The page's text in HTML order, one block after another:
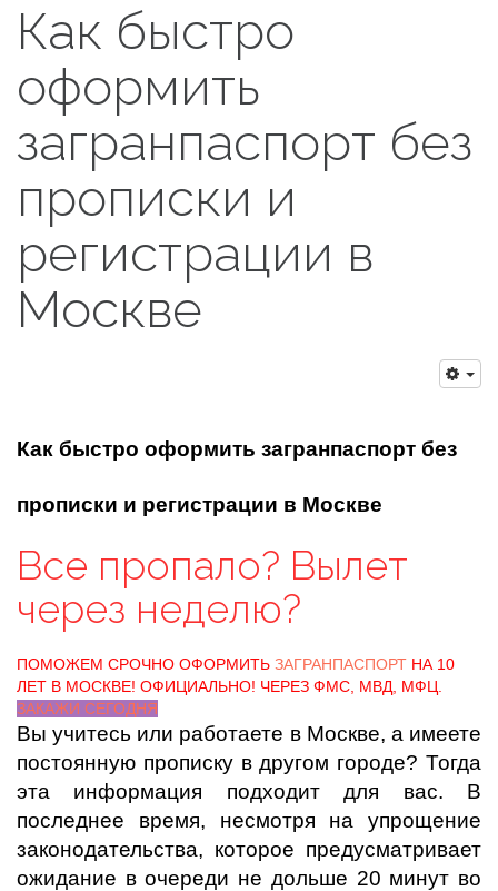
Как быстро
оформить
загранпаспорт без
прописки и
регистрации в
Москве
Как быстро оформить загранпаспорт без
прописки и регистрации в Москве
Все пропало? Вылет
через неделю?
ПОМОЖЕМ СРОЧНО ОФОРМИТЬ ЗАГРАНПАСПОРТ НА 10
ЛЕТ В МОСКВЕ! ОФИЦИАЛЬНО! ЧЕРЕЗ ФМС, МВД, МФЦ.
ЗАКАЖИ СЕГОДНЯ
Вы учитесь или работаете в Москве, а имеете
постоянную прописку в другом городе? Тогда
эта информация подходит для вас. В
последнее время, несмотря на упрощение
законодательства, которое предусматривает
ожидание в очереди не дольше 20 минут во